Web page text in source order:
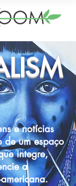
e notícias
de um espaço
integre,
a